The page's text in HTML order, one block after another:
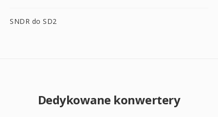
SNDR do SD2
Dedykowane konwertery